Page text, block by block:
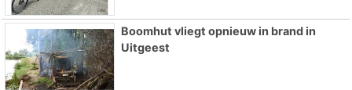
Boomhut vliegt opnieuw in brand in
Uitgeest